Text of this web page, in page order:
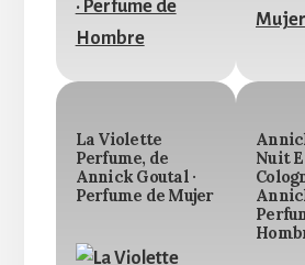
La Violette
Perfume, de
Annick Goutal ·
Perfume de Mujer
Nuit